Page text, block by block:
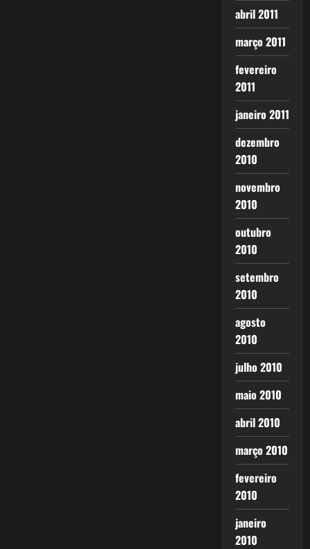
abril 2011
março 2011
fevereiro
2011
janeiro 2011
dezembro
2010
novembro
2010
outubro
2010
setembro
2010
agosto
2010
julho 2010
maio 2010
abril 2010
março 2010
fevereiro
2010
janeiro
2010